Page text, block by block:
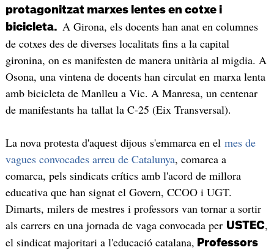
protagonitzat marxes lentes en cotxe i
bicicleta. A Girona, els docents han anat en columnes
de cotxes des de diverses localitats fins a la capital
gironina, on es manifesten de manera unitària al migdia. A
Osona, una vintena de docents han circulat en marxa lenta
amb bicicleta de Manlleu a Vic. A Manresa, un centenar
de manifestants ha tallat la C-25 (Eix Transversal).
La nova protesta d'aquest dijous s'emmarca en el mes de
vagues convocades arreu de Catalunya, comarca a
comarca, pels sindicats crítics amb l'acord de millora
educativa que han signat el Govern, CCOO i UGT.
Dimarts, milers de mestres i professors van tornar a sortir
als carrers en una jornada de vaga convocada per USTEC,
el sindicat majoritari a l'educació catalana, Professors